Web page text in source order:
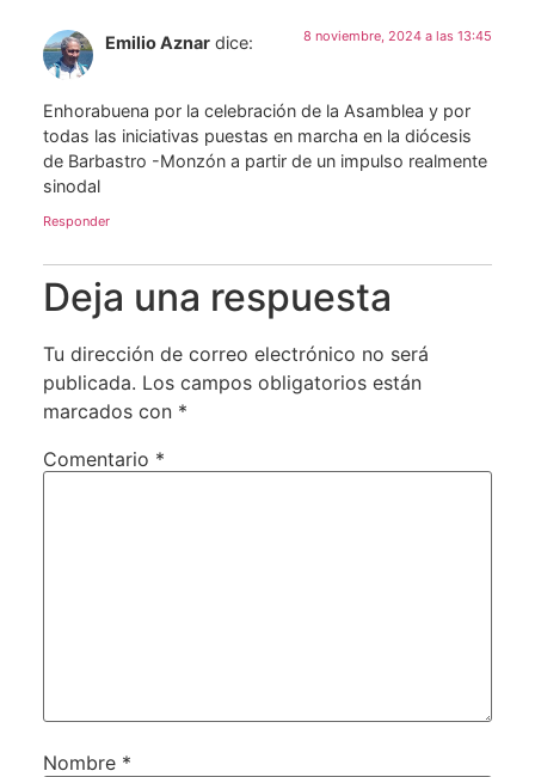
Emilio Aznar dice: 8 noviembre, 2024 a las 13:45
Enhorabuena por la celebración de la Asamblea y por
todas las iniciativas puestas en marcha en la diócesis
de Barbastro -Monzón a partir de un impulso realmente
sinodal
Responder
Deja una respuesta
Tu dirección de correo electrónico no será
publicada. Los campos obligatorios están
marcados con *
Comentario *
Nombre *